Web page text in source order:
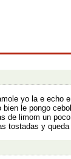
yo la e echo
le pongo
de limom un
tostadas y